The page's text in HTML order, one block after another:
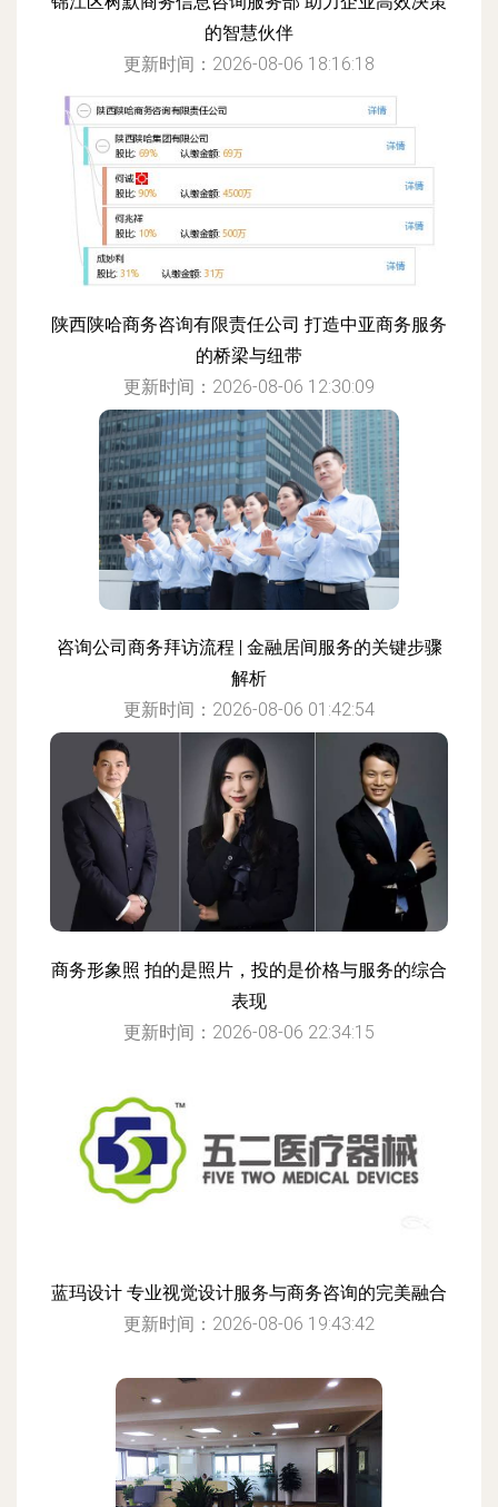
的智慧伙伴
更新时间：2026-08-06 18:16:18
陕西陕哈商务咨询有限责任公司 打造中亚商务服务
的桥梁与纽带
更新时间：2026-08-06 12:30:09
咨询公司商务拜访流程 | 金融居间服务的关键步骤
解析
更新时间：2026-08-06 01:42:54
商务形象照 拍的是照片，投的是价格与服务的综合
表现
更新时间：2026-08-06 22:34:15
蓝玛设计 专业视觉设计服务与商务咨询的完美融合
更新时间：2026-08-06 19:43:42